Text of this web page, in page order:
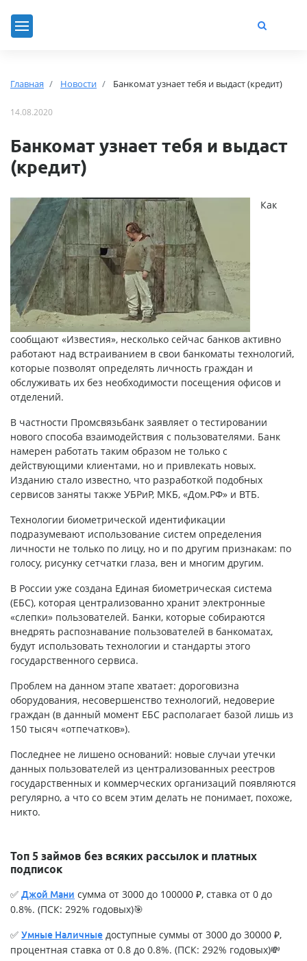
Главная Новости Банкомат узнает тебя и выдаст (кредит)
14.08.2020
Банкомат узнает тебя и выдаст
(кредит)
Как
сообщают «Известия», несколько сейчас банков активно
работают над встраиванием в свои банкоматы технологий,
которые позволят определять личность граждан и
обслуживать их без необходимости посещения офисов и
отделений.
В частности Промсвязьбанк заявляет о тестировании
нового способа взаимодействия с пользователями. Банк
намерен работать таким образом не только с
действующими клиентами, но и привлекать новых.
Изданию стало известно, что разработкой подобных
сервисов заняты также УБРиР, МКБ, «Дом.РФ» и ВТБ.
Технологии биометрической идентификации
подразумевают использование систем определения
личности не только по лицу, но и по другим признакам: по
голосу, рисунку сетчатки глаза, вен и многим другим.
В России уже создана Единая биометрическая система
(ЕБС), которая централизованно хранит электронные
«слепки» пользователей. Банки, которые собираются
внедрять распознавание пользователей в банкоматах,
будут использовать технологии и стандарты этого
государственного сервиса.
Проблем на данном этапе хватает: дороговизна
оборудования, несовершенство технологий, недоверие
граждан (в данный момент ЕБС располагает базой лишь из
150 тысяч «отпечатков»).
Последнее не лишено оснований: новые случаи утечки
данных пользователей из централизованных реестров
государственных и коммерческих организаций появляются
регулярно, а что со всем этим делать не понимает, похоже,
никто.
Топ 5 займов без всяких рассылок и платных
подписок
✅ Джой Мани сумма от 3000 до 100000 ₽, ставка от 0 до
0.8%. (ПСК: 292% годовых)🎯
✅ Умные Наличные доступные суммы от 3000 до 30000 ₽,
процентная ставка от 0.8 до 0.8%. (ПСК: 292% годовых)💸